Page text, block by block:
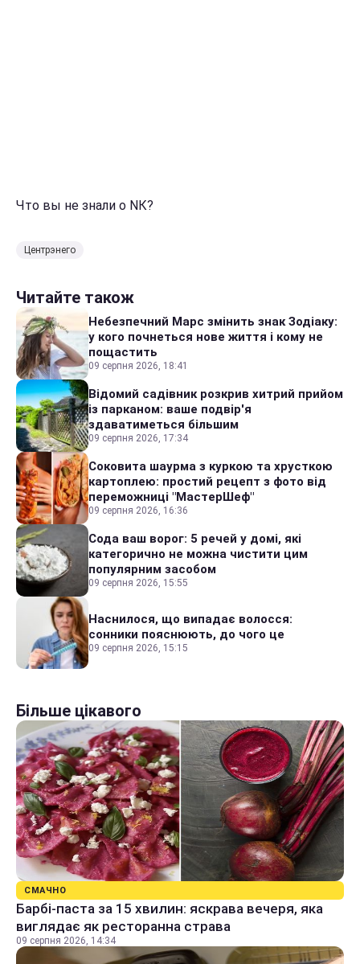
Что вы не знали о NК?
Центрэнего
Читайте також
Небезпечний Марс змінить знак Зодіаку:
у кого почнеться нове життя і кому не
пощастить
09 серпня 2026, 18:41
Відомий садівник розкрив хитрий прийом
із парканом: ваше подвір'я
здаватиметься більшим
09 серпня 2026, 17:34
Соковита шаурма з куркою та хрусткою
картоплею: простий рецепт з фото від
переможниці "МастерШеф"
09 серпня 2026, 16:36
Сода ваш ворог: 5 речей у домі, які
категорично не можна чистити цим
популярним засобом
09 серпня 2026, 15:55
Наснилося, що випадає волосся:
сонники пояснюють, до чого це
09 серпня 2026, 15:15
Більше цікавого
СМАЧНО
Барбі-паста за 15 хвилин: яскрава вечеря, яка
виглядає як ресторанна страва
09 серпня 2026, 14:34